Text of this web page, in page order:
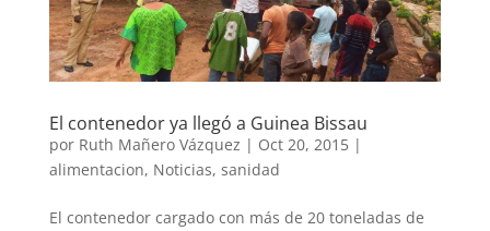
El contenedor ya llegó a Guinea Bissau
por Ruth Mañero Vázquez | Oct 20, 2015|
alimentacion, Noticias, sanidad
El contenedor cargado con más de 20 toneladas de